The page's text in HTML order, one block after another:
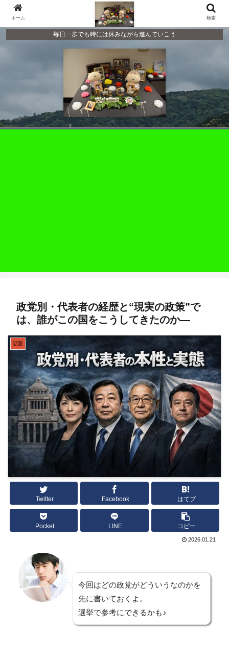
毎日一歩でも時には休みながら進んでいこう
政党別・代表者の経歴と“現実の政策”で
は、誰がこの国をこうしてきたのか―
話題
Twitter Facebook はてブ
Pocket LINE コピー
2026.01.21
今回はどの政党がどういうなのかを
先に書いておくよ。
選挙で参考にできるかも♪
ホーム 検索